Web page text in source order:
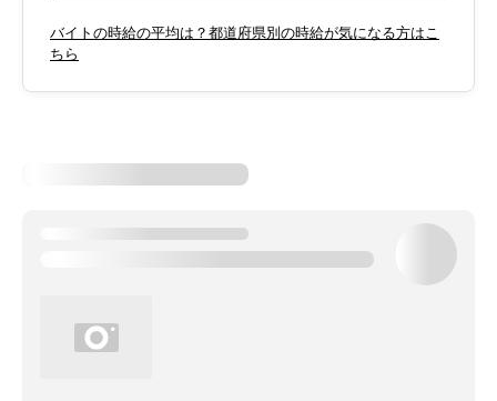
バイトの時給の平均は？都道府県別の時給が気になる方はこ
ちら